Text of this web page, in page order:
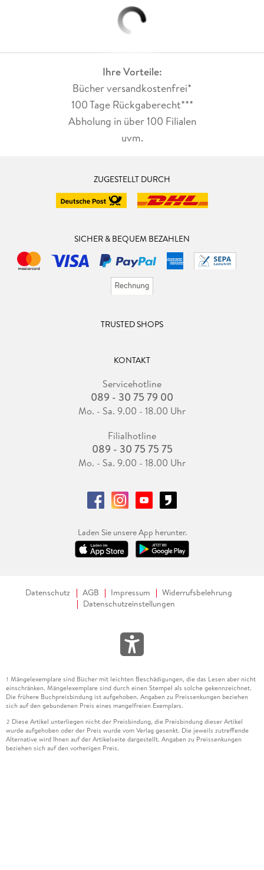
Ihre Vorteile:
Bücher versandkostenfrei*
100 Tage Rückgaberecht***
Abholung in über 100 Filialen
uvm.
ZUGESTELLT DURCH
SICHER & BEQUEM BEZAHLEN
TRUSTED SHOPS
KONTAKT
Servicehotline
089 - 30 75 79 00
Mo. - Sa. 9.00 - 18.00 Uhr
Filialhotline
089 - 30 75 75 75
Mo. - Sa. 9.00 - 18.00 Uhr
Laden Sie unsere App herunter.
Datenschutz AGB Impressum
Widerrufsbelehrung
Datenschutzeinstellungen
1 Mängelexemplare sind Bücher mit leichten Beschädigungen, die das Lesen aber nicht
einschränken. Mängelexemplare sind durch einen Stempel als solche gekennzeichnet.
Die frühere Buchpreisbindung ist aufgehoben. Angaben zu Preissenkungen beziehen
sich auf den gebundenen Preis eines mangelfreien Exemplars.
2 Diese Artikel unterliegen nicht der Preisbindung, die Preisbindung dieser Artikel
wurde aufgehoben oder der Preis wurde vom Verlag gesenkt. Die jeweils zutreffende
Alternative wird Ihnen auf der Artikelseite dargestellt. Angaben zu Preissenkungen
beziehen sich auf den vorherigen Preis.